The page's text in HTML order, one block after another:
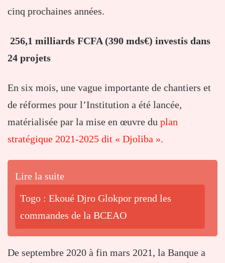
cinq prochaines années.
256,1 milliards FCFA (390 mds€) investis dans
24 projets
En six mois, une vague importante de chantiers et
de réformes pour l’Institution a été lancée,
matérialisée par la mise en œuvre du plan
stratégique 2021-2025 dit « Djoliba ».
Lire la suite
Togo : Ekoué Djro Glokpor prend les
commandes de la BCEAO
De septembre 2020 à fin mars 2021, la Banque a